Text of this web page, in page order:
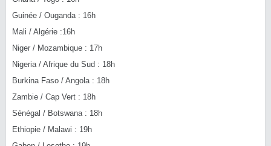
Guinée / Ouganda : 16h
Mali / Algérie :16h
Niger / Mozambique : 17h
Nigeria / Afrique du Sud : 18h
Burkina Faso / Angola : 18h
Zambie / Cap Vert : 18h
Sénégal / Botswana : 18h
Ethiopie / Malawi : 19h